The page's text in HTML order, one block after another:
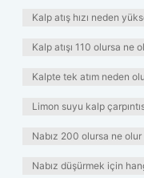
Kalp atış hızı neden
Kalp atışı 110 olursa ne
Kalpte tek atım neden
Limon suyu kalp
Nabız 200 olursa ne olur
Nabız düşürmek için